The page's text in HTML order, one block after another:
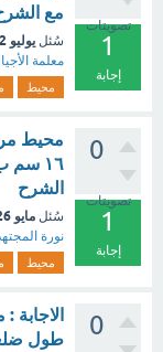
تصويتات
1
إجابة
مع
سُئل يوليو 2
معلمة
محيط
0
تصويتات
1
إجابة
الشرح
سُئل مايو 26
نورة
محيط
0